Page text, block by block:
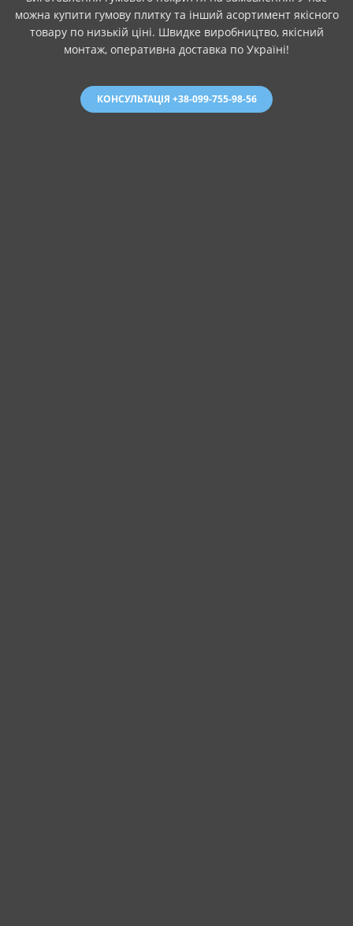
можна купити гумову плитку та інший асортимент якісного
товару по низькій ціні. Швидке виробництво, якісний
монтаж, оперативна доставка по Україні!
КОНСУЛЬТАЦІЯ +38-099-755-98-56